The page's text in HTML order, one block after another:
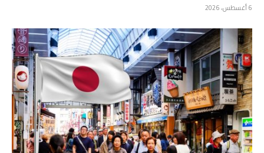
6 أغسطس، 2026